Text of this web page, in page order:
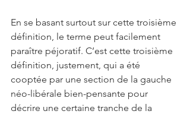
En se basant surtout sur cette troisième
définition, le terme peut facilement
paraître péjoratif. C’est cette troisième
définition, justement, qui a été
cooptée par une section de la gauche
néo-libérale bien-pensante pour
décrire une certaine tranche de la